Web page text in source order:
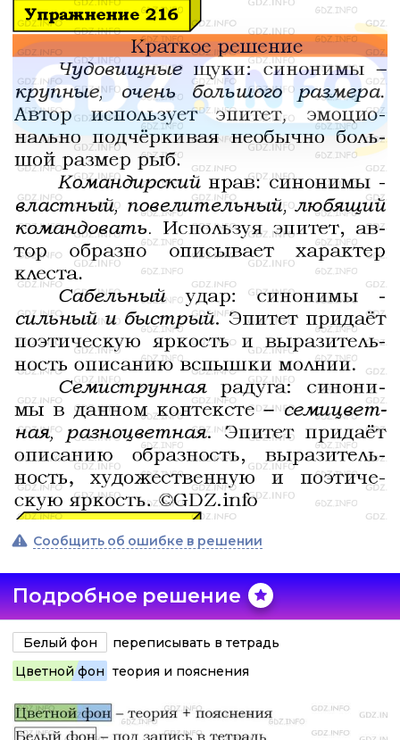
Сообщить об ошибке в решении
Подробное решение
Белый фон
переписывать в тетрадь
Цветной фон теория и пояснения